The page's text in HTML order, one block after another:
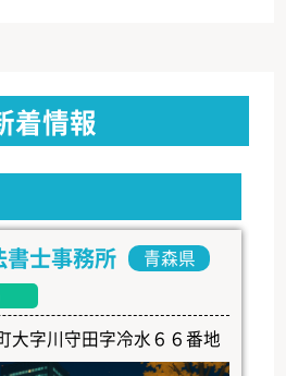
着情報
書士事務所
青森県
大字川守田字冷水６６番地